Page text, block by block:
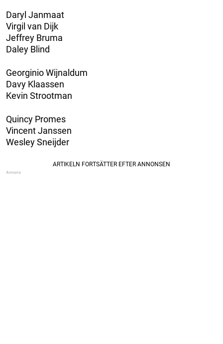
Daryl Janmaat
Virgil van Dijk
Jeffrey Bruma
Daley Blind
Georginio Wijnaldum
Davy Klaassen
Kevin Strootman
Quincy Promes
Vincent Janssen
Wesley Sneijder